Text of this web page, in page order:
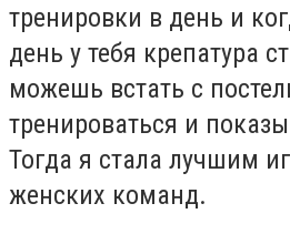
тренировки в день и
день у тебя крепатура
можешь встать с
тренироваться и
Тогда я стала лучшим
женских команд.